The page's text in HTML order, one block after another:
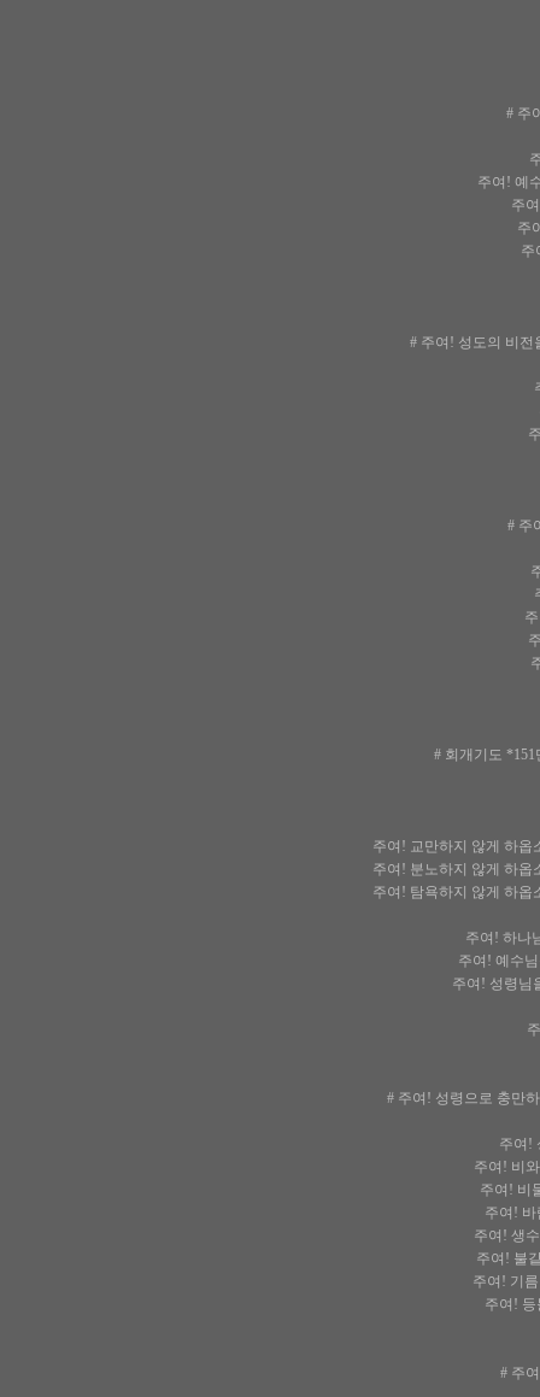
# 주
주여! 예
주
주
주
# 주여! 성도의 비전
# 주
주
# 회개기도 *151
주여! 교만하지 않게 하
주여! 분노하지 않게 하
주여! 탐욕하지 않게 하
주여! 하나
주여! 예수
주여! 성령님
# 주여! 성령으로 충만
주여
주여! 비
주여! 비
주여!
주여! 생
주여! 불
주여! 기
주여!
# 주